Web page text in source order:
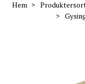
Hem